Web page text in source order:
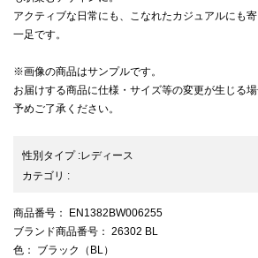
アクティブな日常にも、こなれたカジュアルにも
一足です。
※画像の商品はサンプルです。
お届けする商品に仕様・サイズ等の変更が生じる場
予めご了承ください。
性別タイプ:レディース
カテゴリ :
商品番号 ： EN1382BW006255
ブランド商品番号 ： 26302 BL
色 ： ブラック（BL）